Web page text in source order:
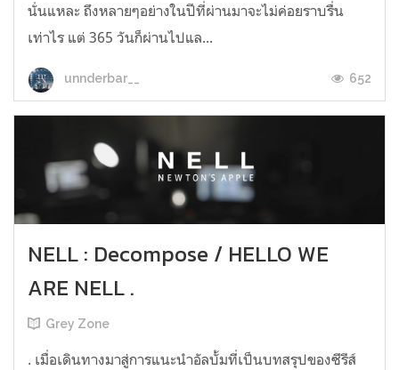
นั่นแหละ ถึงหลายๆอย่างในปีที่ผ่านมาจะไม่ค่อยราบรื่น
เท่าไร แต่ 365 วันก็ผ่านไปแล...
unnderbar__ 652
NELL : Decompose / HELLO WE
ARE NELL .
Grey Zone
. เมื่อเดินทางมาสู่การแนะนำอัลบั้มที่เป็นบทสรุปของซีรีส์